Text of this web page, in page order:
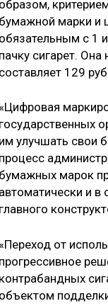
образом,
бумажной марки и
обязательным с 1
пачку сигарет.
составляет 129 руб.
«Цифровая
государственных
им улучшать свои
процесс
бумажных марок
автоматически и
главного
«Переход от
прогрессивное
контрабандных
объектом